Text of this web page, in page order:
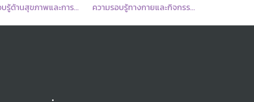
ความรอบรู้ด้านสุขภาพและการจัดการตนเองในพระสงฆ์สูงอายุโรคเรื้อรังหลายโรคร่วม ความรอบรู้ทางกายและกิจกรรมทางกายในผู้สูงอายุโรคความดันโลหิตสูง